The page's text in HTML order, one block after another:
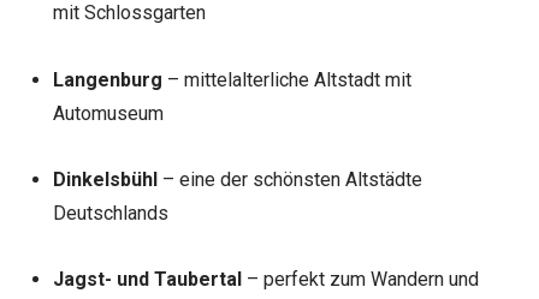
mit Schlossgarten
Langenburg – mittelalterliche Altstadt mit
Automuseum
Dinkelsbühl– eine der schönsten Altstädte
Deutschlands
Jagst- und Taubertal– perfekt zum Wandern und